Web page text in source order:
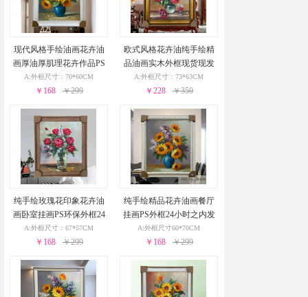
现代风格手绘油画花卉油
画厚油厚肌理花卉作品PS
环保外框现货现发24小时
之内发货
A:外框尺寸：70*60CM
￥168 ￥299
欧式风格花卉油纯手绘精
品油画实木外框现货现发
葡萄花瓶与酒杯24小时之
内发货
A:外框尺寸：73*63CM
￥228 ￥350
纯手绘玫瑰花印象花卉油
画卧室挂画PS环保外框24
小时之内发货
A:外框尺寸：67*57CM
￥168 ￥299
纯手绘精品花卉油画餐厅
挂画PS外框24小时之内发
货
A:外框尺寸60*70CM
￥168 ￥299